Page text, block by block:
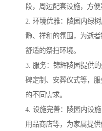
段，周边配套设施，方便
2. 环境优雅：陵园内绿
静、祥和的氛围，为逝
舒适的祭扫环境。
3. 服务：锦辉陵园提供
碑定制、安葬仪式等，
的不同需求。
4. 设施完善：陵园内设
用品商店等，为家属提供